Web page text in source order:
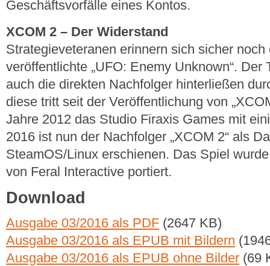
Geschäftsvorfälle eines Kontos.
XCOM 2 – Der Widerstand
Strategieveteranen erinnern sich sicher
veröffentlichte „UFO: Enemy Unknown“.
auch die direkten Nachfolger hinterließen
diese tritt seit der Veröffentlichung von
Jahre 2012 das Studio Firaxis Games mit
2016 ist nun der Nachfolger „XCOM 2“ als
SteamOS/Linux erschienen. Das Spiel
von Feral Interactive portiert.
Download
Ausgabe 03/2016 als PDF (2647 KB)
Ausgabe 03/2016 als EPUB mit Bildern
Ausgabe 03/2016 als EPUB ohne Bilder (69